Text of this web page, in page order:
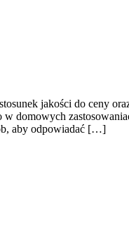
jakości do ceny
domowych
aby odpowiadać […]